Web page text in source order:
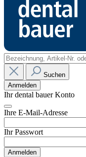
Suchen
Anmelden
Ihr dental bauer Konto
Ihre E-Mail-Adresse
Ihr Passwort
Anmelden